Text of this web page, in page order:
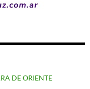
DE ORIENTE